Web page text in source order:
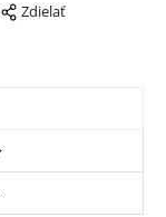
Zdielať